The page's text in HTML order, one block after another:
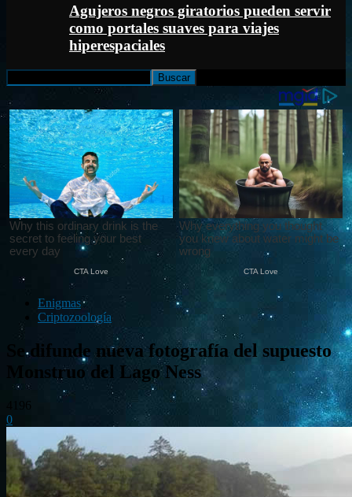
Agujeros negros giratorios pueden servir
como portales suaves para viajes
hiperespaciales
Enigmas
Criptozoología
Se difunde nueva fotografía del supuesto
Monstruo del Lago Ness
0